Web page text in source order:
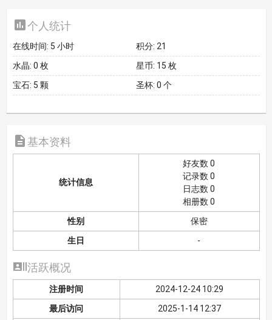
个人统计
在线时间: 5 小时 积分: 21
水晶: 0 枚 星币: 15 枚
宝石: 5 颗 圣杯: 0 个
 基本资料
统计信息
好友数 0
记录数 0
日志数 0
相册数 0
性别
保密
生日
-
活跃概况
注册时间
2024-12-24 10:29
最后访问
2025-1-14 12:37